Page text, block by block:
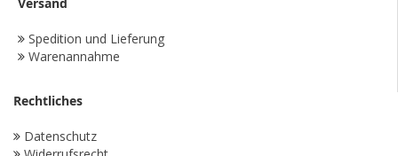
Spedition und Lieferung
Warenannahme
Rechtliches
Datenschutz